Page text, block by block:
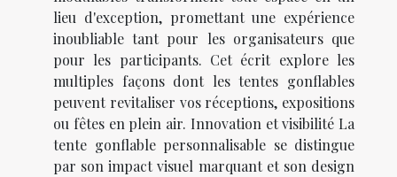
lieu d'exception, promettant une expérience
inoubliable tant pour les organisateurs que
pour les participants. Cet écrit explore les
multiples façons dont les tentes gonflables
peuvent revitaliser vos réceptions, expositions
ou fêtes en plein air. Innovation et visibilité La
tente gonflable personnalisable se distingue
par son impact visuel marquant et son design